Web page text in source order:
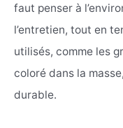
faut penser à
l’entretien, tout en
utilisés, comme les
coloré dans la
durable.